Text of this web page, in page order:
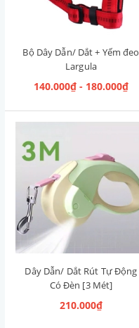
Bộ Dây Dẫn/ Dắt + Yếm đeo
Largula
140.000₫ - 180.000₫
Dây Dẫn/ Dắt Rút Tự Động
Có Đèn [3 Mét]
210.000₫